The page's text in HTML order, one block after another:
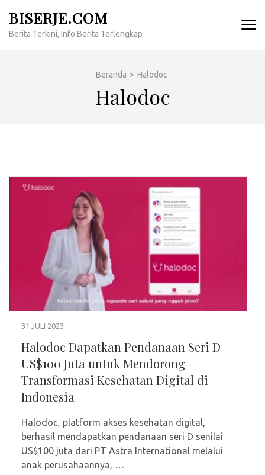
konten
BISERJE.COM
Berita Terkini, Info Berita Terlengkap
Beranda > Halodoc
Halodoc
31 JULI 2023
Halodoc Dapatkan Pendanaan Seri D
US$100 Juta untuk Mendorong
Transformasi Kesehatan Digital di
Indonesia
Halodoc, platform akses kesehatan digital,
berhasil mendapatkan pendanaan seri D senilai
US$100 juta dari PT Astra International melalui
anak perusahaannya, …